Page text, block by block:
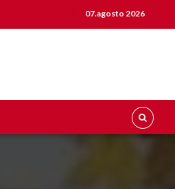
07.agosto 2026